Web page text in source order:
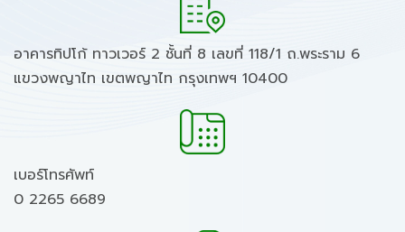
อาคารทิปโก้ ทาวเวอร์ 2 ชั้นที่ 8 เลขที่ 118/1 ถ.พระราม 6
แขวงพญาไท เขตพญาไท กรุงเทพฯ 10400
เบอร์โทรศัพท์
0 2265 6689